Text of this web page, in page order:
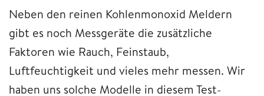
Neben den reinen Kohlenmonoxid Meldern
gibt es noch Messgeräte die zusätzliche
Faktoren wie Rauch, Feinstaub,
Luftfeuchtigkeit und vieles mehr messen. Wir
haben uns solche Modelle in diesem Test-